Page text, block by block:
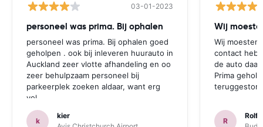
03-01-2023
personeel was prima. Bij ophalen
personeel was prima. Bij ophalen goed
geholpen . ook bij inleveren huurauto in
Auckland zeer vlotte afhandeling en oo
zeer behulpzaam personeel bij
parkeerplek zoeken aldaar, want erg
vol.
k
kier
Wij
Wij moesten
contact
de auto
Prima
R
Rolf